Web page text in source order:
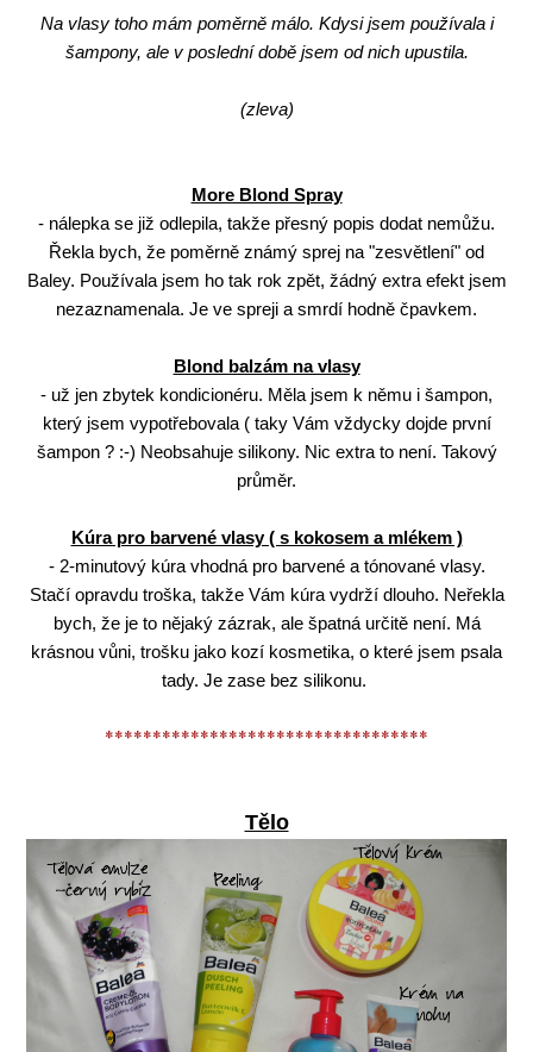
Na vlasy toho mám poměrně málo. Kdysi jsem používala i
šampony, ale v poslední době jsem od nich upustila.
(zleva)
More Blond Spray
- nálepka se již odlepila, takže přesný popis dodat nemůžu.
Řekla bych, že poměrně známý sprej na "zesvětlení" od
Baley. Používala jsem ho tak rok zpět, žádný extra efekt jsem
nezaznamenala. Je ve spreji a smrdí hodně čpavkem.
Blond balzám na vlasy
- už jen zbytek kondicionéru. Měla jsem k němu i šampon,
který jsem vypotřebovala ( taky Vám vždycky dojde první
šampon ? :-) Neobsahuje silikony. Nic extra to není. Takový
průměr.
Kúra pro barvené vlasy ( s kokosem a mlékem )
- 2-minutový kúra vhodná pro barvené a tónované vlasy.
Stačí opravdu troška, takže Vám kúra vydrží dlouho. Neřekla
bych, že je to nějaký zázrak, ale špatná určitě není. Má
krásnou vůni, trošku jako kozí kosmetika, o které jsem psala
tady. Je zase bez silikonu.
**********************************
Tělo